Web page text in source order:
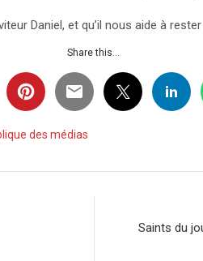
Daniel, et qu’il nous aide à
Share this...
des médias
Saints du